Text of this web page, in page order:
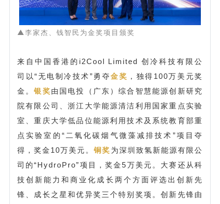
▲李家杰、钱智民为金奖项目颁奖
来自中国香港的i2Cool Limited 创冷科技有限公
司以“无电制冷技术”勇夺金奖 ，独得100万美元奖
金。银奖由国电投（广东）综合智慧能源创新研究
院有限公司、浙江大学能源清洁利用国家重点实验
室、重庆大学低品位能源利用技术及系统教育部重
点实验室的“二氧化碳烟气微藻减排技术”项目夺
得，奖金10万美元。铜奖 为深圳致氢新能源有限公
司的“HydroPro”项目，奖金5万美元。大赛还从科
技创新能力和商业化成长两个方面评选出创新先
锋、成长之星和优异奖三个特别奖项。创新先锋由